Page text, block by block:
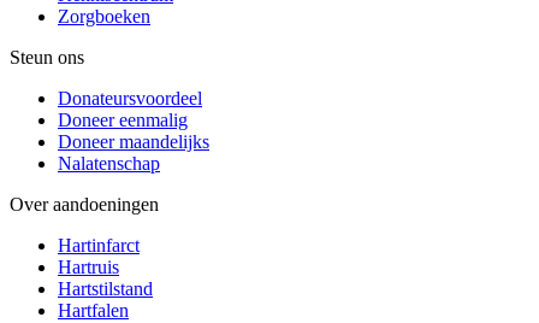
Zorgboeken
Steun ons
Donateursvoordeel
Doneer eenmalig
Doneer maandelijks
Nalatenschap
Over aandoeningen
Hartinfarct
Hartruis
Hartstilstand
Hartfalen